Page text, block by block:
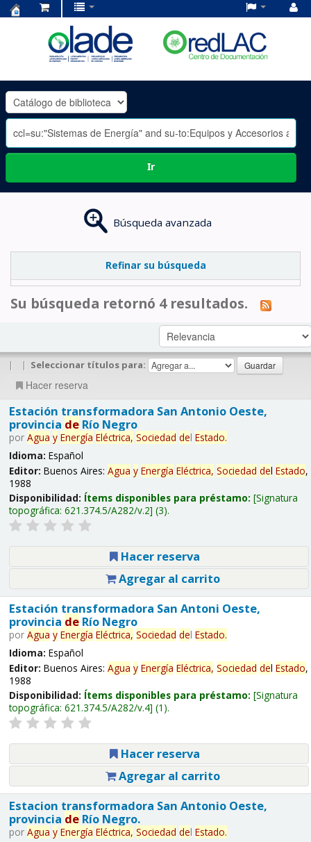
OLADE
-
Ir
Búsqueda avanzada
Refinar su búsqueda
Su búsqueda retornó 4 resultados.
| | Seleccionar títulos para:
Hacer reserva
Estación transformadora San Antonio Oeste,
provincia deRío Negro
por Agua y Energía Eléctrica, Sociedad del Estado.
Idioma: Español
Editor: Buenos Aires: Agua y Energía Eléctrica, Sociedad del Estado,
1988
Disponibilidad: Ítems disponibles para préstamo: Signatura
topográfica: 621.374.5/A282/v.2 (3).
Hacer reserva
Agregar al carrito
Estación transformadora San Antoni Oeste,
provincia deRío Negro
por Agua y Energía Eléctrica, Sociedad del Estado.
Idioma: Español
Editor: Buenos Aires: Agua y Energía Eléctrica, Sociedad del Estado,
1988
Disponibilidad: Ítems disponibles para préstamo: Signatura
topográfica: 621.374.5/A282/v.4 (1).
Hacer reserva
Agregar al carrito
Estacion transformadora San Antonio Oeste,
provincia deRío Negro.
por Agua y Energía Eléctrica, Sociedad del Estado.